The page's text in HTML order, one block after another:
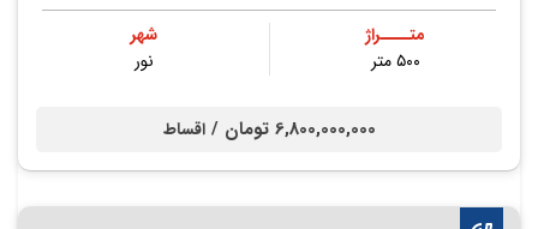
متــــراژ
۵۰۰ متر
شهر
نور
6,800,000,000 تومان / اقساط